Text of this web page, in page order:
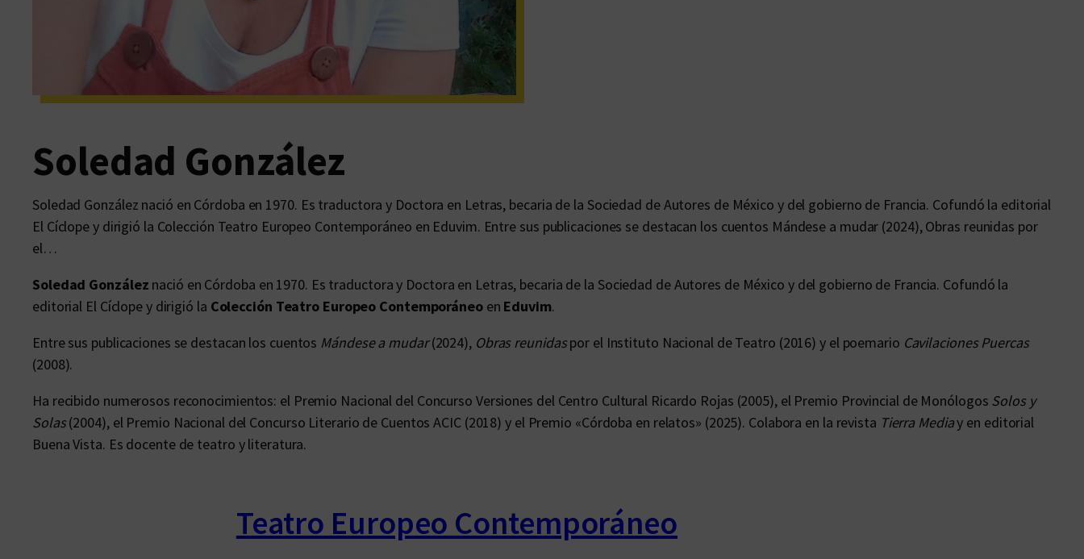
Soledad González
Soledad González nació en Córdoba en 1970. Es traductora y Doctora en Letras, becaria de la Sociedad de Autores de México y del gobierno de Francia. Cofundó la editorial
El Cíclope y dirigió la Colección Teatro Europeo Contemporáneo en Eduvim. Entre sus publicaciones se destacan los cuentos Mándese a mudar (2024), Obras reunidas por
el…
Soledad González nació en Córdoba en 1970. Es traductora y Doctora en Letras, becaria de la Sociedad de Autores de México y del gobierno de Francia. Cofundó la
editorial El Cíclope y dirigió la Colección Teatro Europeo Contemporáneoen Eduvim.
Entre sus publicaciones se destacan los cuentos Mándese a mudar(2024), Obras reunidaspor el Instituto Nacional de Teatro (2016) y el poemario Cavilaciones Puercas
(2008).
Ha recibido numerosos reconocimientos: el Premio Nacional del Concurso Versiones del Centro Cultural Ricardo Rojas (2005), el Premio Provincial de Monólogos Solos y
Solas(2004), el Premio Nacional del Concurso Literario de Cuentos ACIC (2018) y el Premio «Córdoba en relatos» (2025). Colabora en la revista Tierra Mediay en editorial
Buena Vista. Es docente de teatro y literatura.
Teatro Europeo Contemporáneo